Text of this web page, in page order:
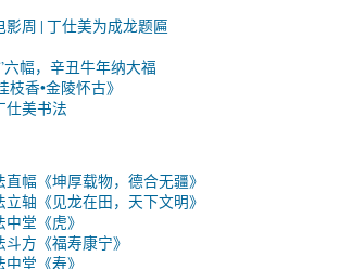
影周 | 丁仕美为成龙题匾
六幅，辛丑牛年纳大福
香•金陵怀古》
仕美书法
幅《坤厚载物，德合无疆》
轴《见龙在田，天下文明》
堂《虎》
方《福寿康宁》
堂《寿》